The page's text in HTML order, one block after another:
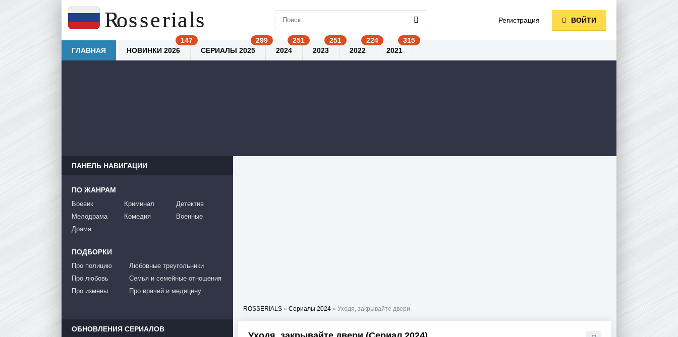
ROSSERIALS » Сериалы 2024 » Уходя, закрывайте двери
ПАНЕЛЬ НАВИГАЦИИ
ПО ЖАНРАМ
Боевик
Мелодрама
Драма
Криминал
Комедия
Детектив
Военные
ПОДБОРКИ
Про полицию
Про любовь
Про измены
Любовные треугольники
Семья и семейные отношения
Про врачей и медицину
ОБНОВЛЕНИЯ СЕРИАЛОВ
Регистрация ВОЙТИ
ГЛАВНАЯ НОВИНКИ 2026 СЕРИАЛЫ 2025 2024 2023 2022 2021